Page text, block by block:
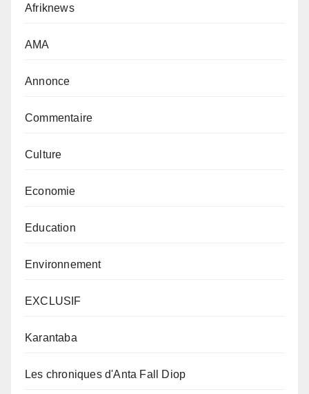
Afriknews
AMA
Annonce
Commentaire
Culture
Economie
Education
Environnement
EXCLUSIF
Karantaba
Les chroniques d'Anta Fall Diop